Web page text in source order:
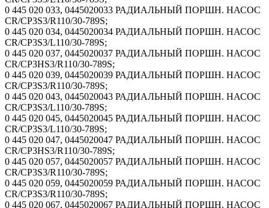
0 445 020 033, 0445020033 РАДИАЛЬНЫЙ ПОРШН. НАСОС
CR/CP3S3/R110/30-789S;
0 445 020 034, 0445020034 РАДИАЛЬНЫЙ ПОРШН. НАСОС
CR/CP3S3/L110/30-789S;
0 445 020 037, 0445020037 РАДИАЛЬНЫЙ ПОРШН. НАСОС
CR/CP3HS3/R110/30-789S;
0 445 020 039, 0445020039 РАДИАЛЬНЫЙ ПОРШН. НАСОС
CR/CP3S3/R110/30-789S;
0 445 020 043, 0445020043 РАДИАЛЬНЫЙ ПОРШН. НАСОС
CR/CP3S3/L110/30-789S;
0 445 020 045, 0445020045 РАДИАЛЬНЫЙ ПОРШН. НАСОС
CR/CP3S3/L110/30-789S;
0 445 020 047, 0445020047 РАДИАЛЬНЫЙ ПОРШН. НАСОС
CR/CP3HS3/R110/30-789S;
0 445 020 057, 0445020057 РАДИАЛЬНЫЙ ПОРШН. НАСОС
CR/CP3S3/R110/30-789S;
0 445 020 059, 0445020059 РАДИАЛЬНЫЙ ПОРШН. НАСОС
CR/CP3S3/R110/30-789S;
0 445 020 067, 0445020067 РАДИАЛЬНЫЙ ПОРШН. НАСОС